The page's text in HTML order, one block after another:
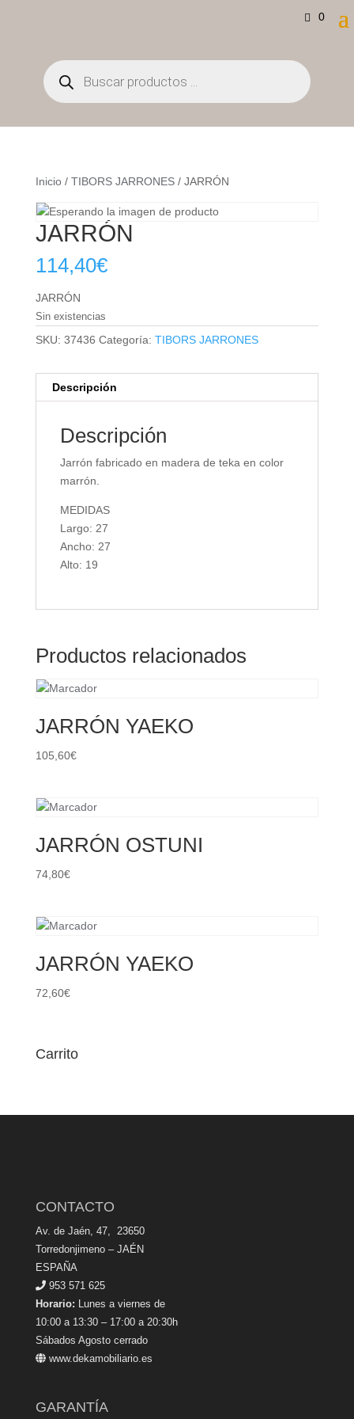
0
Búsqueda
de
productos
Inicio/ TIBORS JARRONES/ JARRÓN
JARRÓN
114,40€
JARRÓN
Sin existencias
SKU: 37436 Categoría: TIBORS JARRONES
Descripción
Descripción
Jarrón fabricado en madera de teka en color
marrón.
MEDIDAS
Largo: 27
Ancho: 27
Alto: 19
Productos relacionados
JARRÓN YAEKO
105,60€
JARRÓN OSTUNI
74,80€
JARRÓN YAEKO
72,60€
Carrito
CONTACTO
Av. de Jaén, 47, 23650
Torredonjimeno – JAÉN
ESPAÑA
953 571 625
Horario: Lunes a viernes de
10:00 a 13:30 – 17:00 a 20:30h
Sábados Agosto cerrado
www.dekamobiliario.es
GARANTÍA